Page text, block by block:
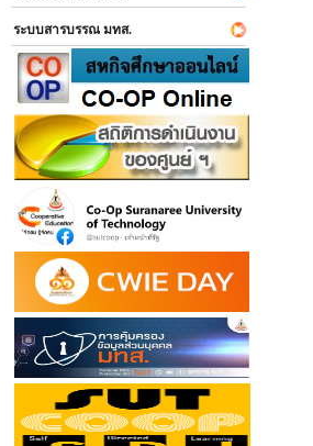
ระบบสารบรรณ มทส.